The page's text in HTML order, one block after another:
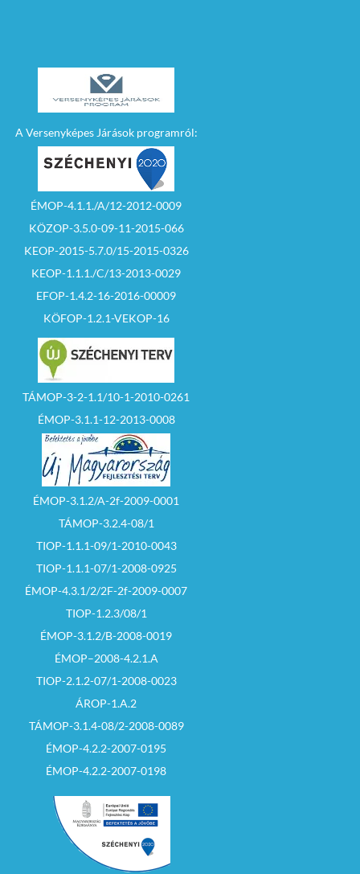
A Versenyképes Járások programról:
ÉMOP-4.1.1./A/12-2012-0009
KÖZOP-3.5.0-09-11-2015-066
KEOP-2015-5.7.0/15-2015-0326
KEOP-1.1.1./C/13-2013-0029
EFOP-1.4.2-16-2016-00009
KÖFOP-1.2.1-VEKOP-16
TÁMOP-3-2-1.1/10-1-2010-0261
ÉMOP-3.1.1-12-2013-0008
ÉMOP-3.1.2/A-2f-2009-0001
TÁMOP-3.2.4-08/1
TIOP-1.1.1-09/1-2010-0043
TIOP-1.1.1-07/1-2008-0925
ÉMOP-4.3.1/2/2F-2f-2009-0007
TIOP-1.2.3/08/1
ÉMOP-3.1.2/B-2008-0019
ÉMOP–2008-4.2.1.A
TIOP-2.1.2-07/1-2008-0023
ÁROP-1.A.2
TÁMOP-3.1.4-08/2-2008-0089
ÉMOP-4.2.2-2007-0195
ÉMOP-4.2.2-2007-0198